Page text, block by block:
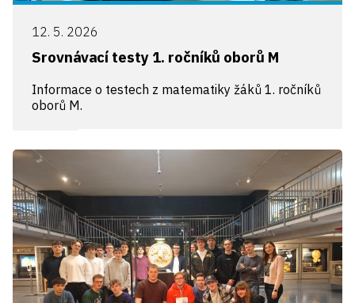
12. 5. 2026
Srovnávací testy 1. ročníků oborů M
Informace o testech z matematiky žáků 1. ročníků
oborů M.